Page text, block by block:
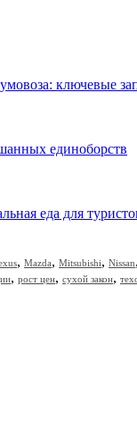
ключевые
единоборств
еда для
, Mazda, Mitsubishi, Nissan,
, рост цен, сухой закон,